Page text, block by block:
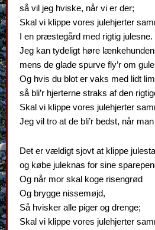
så vil jeg hviske, når vi er der;
Skal vi klippe vores julehjerter
I en præstegård med rigtig julesne.
Jeg kan tydeligt høre
mens de glade spurve fly’r om
Og hvis du blot er vaks med lidt
så bli’r hjerterne straks af den
Skal vi klippe vores julehjerter
Jeg vil tro at de bli’r bedst, når
Det er vældigt sjovt at klippe
og købe juleknas for sine
Og når mor skal koge risengrød
Og brygge nissemøjd,
Så hvisker alle piger og drenge;
Skal vi klippe vores julehjerter